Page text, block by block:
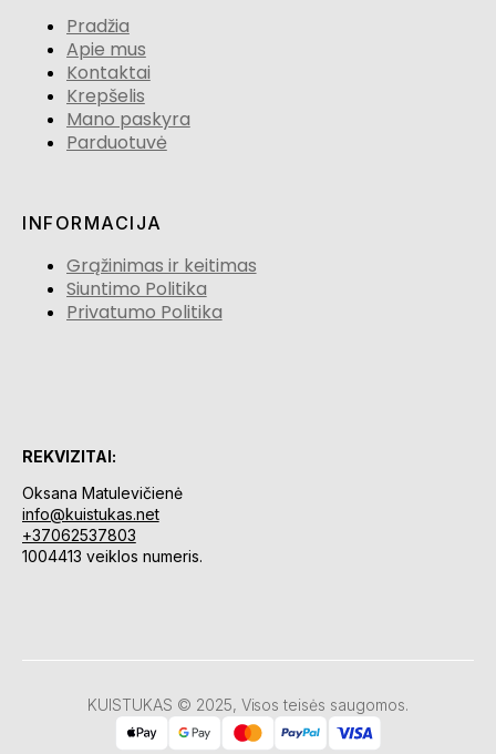
Pradžia
Apie mus
Kontaktai
Krepšelis
Mano paskyra
Parduotuvė
INFORMACIJA
Grąžinimas ir keitimas
Siuntimo Politika
Privatumo Politika
REKVIZITAI:
Oksana Matulevičienė
info@kuistukas.net
+37062537803
1004413 veiklos numeris.
KUISTUKAS © 2025, Visos teisės saugomos.